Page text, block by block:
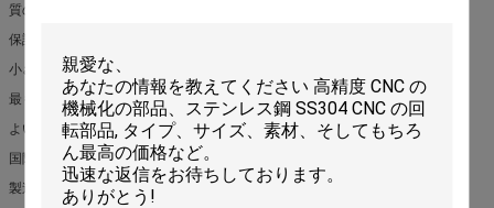
質の承認
保証および保証
小さい順序は受け入れられます
最もよいサービスおよび敏速な配達
よい製品性能
国際的な承認
製造業者の金持ちの経験